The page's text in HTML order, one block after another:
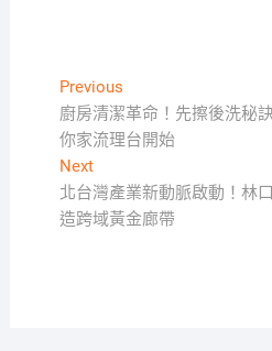
文
章
導
覽
PreviousPrevious
post:
廚房清潔革命！先擦後洗秘
你家流理台開始
NextNext
post:
北台灣產業新動脈啟動！林
造跨域黃金廊帶